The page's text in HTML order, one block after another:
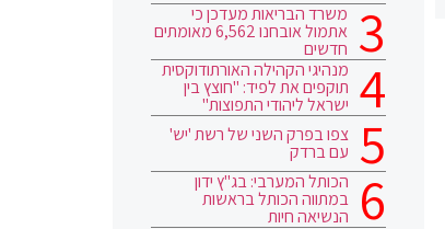
משרד הבריאות מעדכן כי
אתמול אובחנו 6,562 מאומתים
חדשים
מנהיגי הקהילה האורתודוקסית
תוקפים את לפיד: "חוצץ בין
ישראל ליהודי התפוצות"
צפו בפרק השני של רשת 'יש'
עם ברדק
הכותל המערבי: בג"ץ ידון
במתווה הכותל בראשות
הנשיאה חיות